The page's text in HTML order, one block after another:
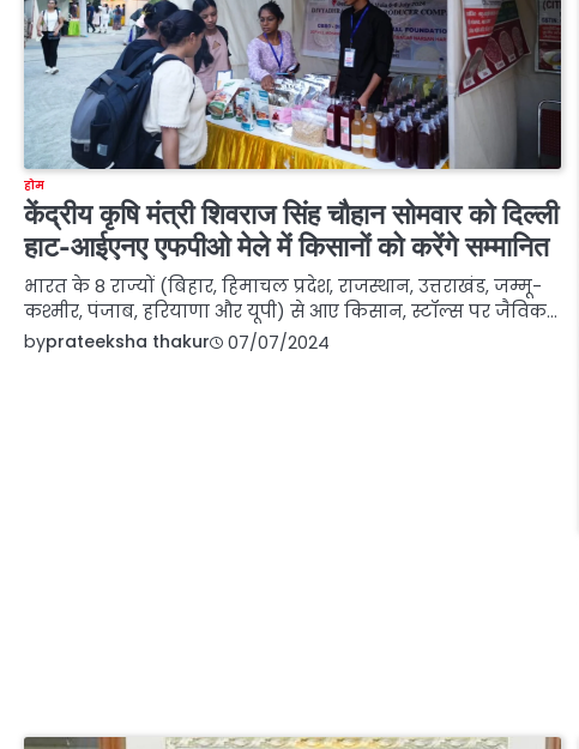
होम
केंद्रीय कृषि मंत्री शिवराज सिंह चौहान सोमवार को दिल्ली
हाट-आईएनए एफपीओ मेले में किसानों को करेंगे सम्मानित
भारत के 8 राज्यों (बिहार, हिमाचल प्रदेश, राजस्थान, उत्तराखंड, जम्मू-
कश्मीर, पंजाब, हरियाणा और यूपी) से आए किसान, स्टॉल्स पर जैविक…
byprateeksha thakur 07/07/2024